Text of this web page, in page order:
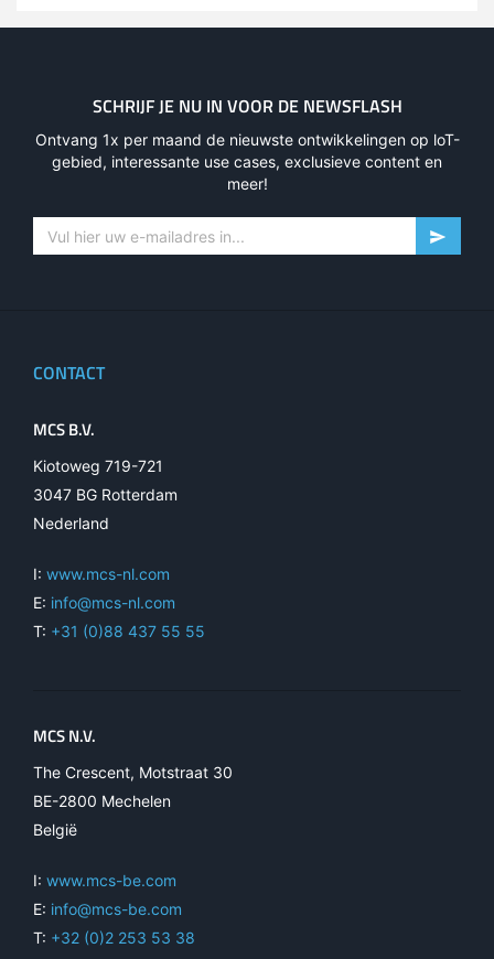
SCHRIJF JE NU IN VOOR DE NEWSFLASH
Ontvang 1x per maand de nieuwste ontwikkelingen op loT-
gebied, interessante use cases, exclusieve content en
meer!
CONTACT
MCS B.V.
Kiotoweg 719-721
3047 BG Rotterdam
Nederland
I: www.mcs-nl.com
E: info@mcs-nl.com
T: +31 (0)88 437 55 55
MCS N.V.
The Crescent, Motstraat 30
BE-2800 Mechelen
België
I: www.mcs-be.com
E: info@mcs-be.com
T: +32 (0)2 253 53 38